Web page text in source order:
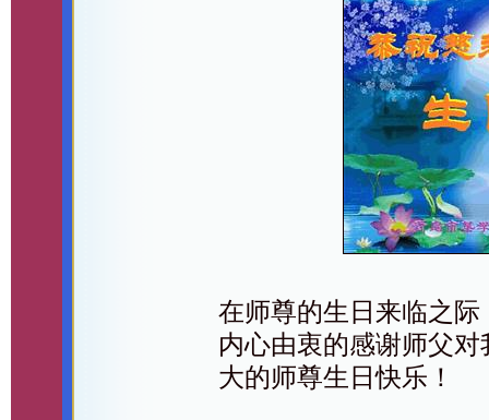
在师尊的生日来临之
内心由衷的感谢师父
大的师尊生日快乐！